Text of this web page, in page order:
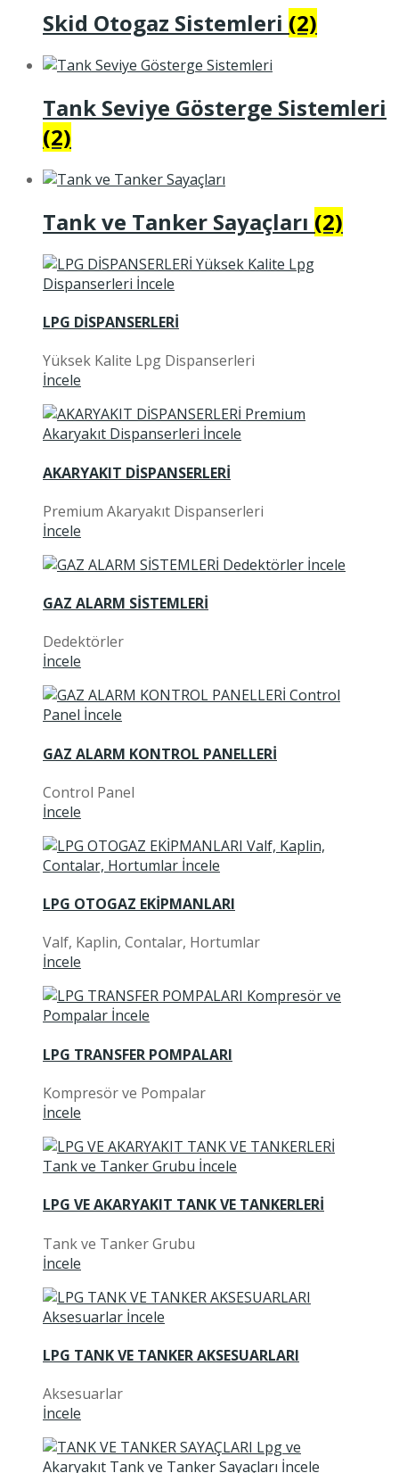
Skid Otogaz Sistemleri (2)
Tank Seviye Gösterge Sistemleri
(2)
Tank ve Tanker Sayaçları (2)
LPG DİSPANSERLERİ
Yüksek Kalite Lpg Dispanserleri
İncele
AKARYAKIT DİSPANSERLERİ
Premium Akaryakıt Dispanserleri
İncele
GAZ ALARM SİSTEMLERİ
Dedektörler
İncele
GAZ ALARM KONTROL PANELLERİ
Control Panel
İncele
LPG OTOGAZ EKİPMANLARI
Valf, Kaplin, Contalar, Hortumlar
İncele
LPG TRANSFER POMPALARI
Kompresör ve Pompalar
İncele
LPG VE AKARYAKIT TANK VE TANKERLERİ
Tank ve Tanker Grubu
İncele
LPG TANK VE TANKER AKSESUARLARI
Aksesuarlar
İncele